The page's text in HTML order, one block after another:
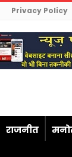
Privacy Policy
राजनीत